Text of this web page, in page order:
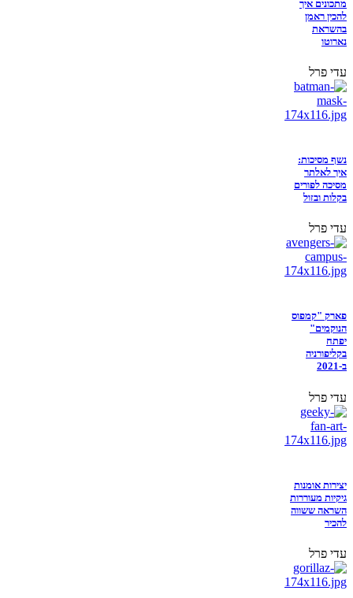
מתכונים איך
להכין ראמן
בהשראת
נארוטו
עדי פרל
נשף מסיכות:
איך לאלתר
מסיכה לפורים
בקלות ובזול
עדי פרל
פארק "קמפוס
הנוקמים"
יפתח
בקליפורניה
ב-2021
עדי פרל
יצירות אומנות
גיקיות מעוררות
השראה ששווה
להכיר
עדי פרל